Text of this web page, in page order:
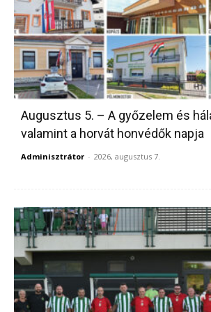
Augusztus 5. – A győzelem és
valamint a horvát honvédők napja
Adminisztrátor - 2026, augusztus 7.